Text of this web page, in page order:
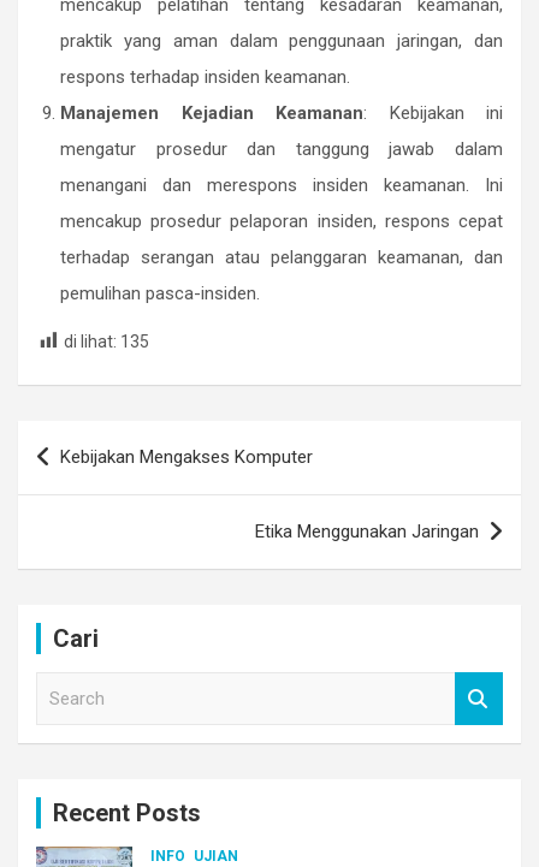
mencakup pelatihan tentang kesadaran keamanan,
praktik yang aman dalam penggunaan jaringan, dan
respons terhadap insiden keamanan.
Manajemen Kejadian Keamanan: Kebijakan ini
mengatur prosedur dan tanggung jawab dalam
menangani dan merespons insiden keamanan. Ini
mencakup prosedur pelaporan insiden, respons cepat
terhadap serangan atau pelanggaran keamanan, dan
pemulihan pasca-insiden.
di lihat: 135
Post
navigation
Kebijakan Mengakses Komputer
Etika Menggunakan Jaringan
Cari
Recent Posts
INFO UJIAN